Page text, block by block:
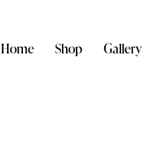
Home Shop Gallery